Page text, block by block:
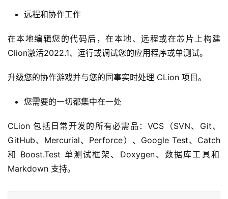
远程和协作工作
在本地编辑您的代码后，在本地、远程或在芯片上构建
Clion激活2022.1、运行或调试您的应用程序或单测试。
升级您的协作游戏并与您的同事实时处理 CLion 项目。
您需要的一切都集中在一处
CLion 包括日常开发的所有必需品：VCS（SVN、Git、
GitHub、Mercurial、Perforce）、Google Test、Catch
和 Boost.Test 单测试框架、Doxygen、数据库工具和
Markdown 支持。